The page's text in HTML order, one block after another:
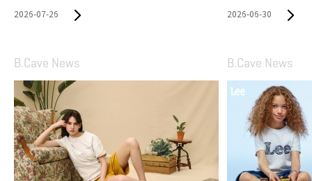
2026-07-26 2026-06-30
B.Cave News B.Cave News